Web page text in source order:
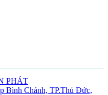
PHÁT
Bình Chánh, TP.Thủ Đức,